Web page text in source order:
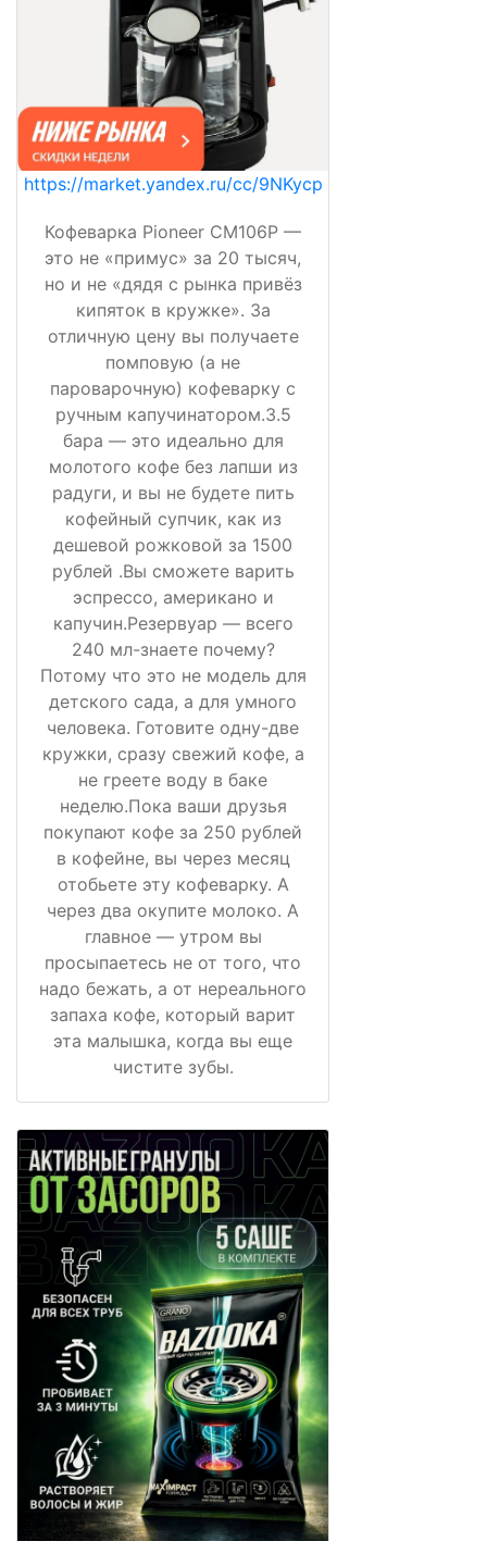
https://market.yandex.ru/cc/9NKycp
Кофеварка Pioneer CM106P —
это не «примус» за 20 тысяч,
но и не «дядя с рынка привёз
кипяток в кружке». За
отличную цену вы получаете
помповую (а не
пароварочную) кофеварку с
ручным капучинатором.3.5
бара — это идеально для
молотого кофе без лапши из
радуги, и вы не будете пить
кофейный супчик, как из
дешевой рожковой за 1500
рублей .Вы сможете варить
эспрессо, американо и
капучин.Резервуар — всего
240 мл-знаете почему?
Потому что это не модель для
детского сада, а для умного
человека. Готовите одну-две
кружки, сразу свежий кофе, а
не греете воду в баке
неделю.Пока ваши друзья
покупают кофе за 250 рублей
в кофейне, вы через месяц
отобьете эту кофеварку. А
через два окупите молоко. А
главное — утром вы
просыпаетесь не от того, что
надо бежать, а от нереального
запаха кофе, который варит
эта малышка, когда вы еще
чистите зубы.